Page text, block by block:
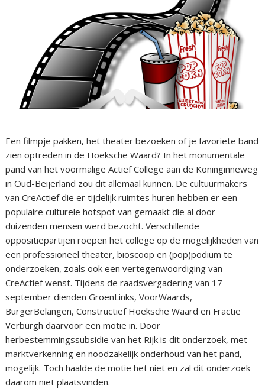
Een filmpje pakken, het theater bezoeken of je favoriete band
zien optreden in de Hoeksche Waard? In het monumentale
pand van het voormalige Actief College aan de Koninginneweg
in Oud-Beijerland zou dit allemaal kunnen. De cultuurmakers
van CreActief die er tijdelijk ruimtes huren hebben er een
populaire culturele hotspot van gemaakt die al door
duizenden mensen werd bezocht. Verschillende
oppositiepartijen roepen het college op de mogelijkheden van
een professioneel theater, bioscoop en (pop)podium te
onderzoeken, zoals ook een vertegenwoordiging van
CreActief wenst. Tijdens de raadsvergadering van 17
september dienden GroenLinks, VoorWaards,
BurgerBelangen, Constructief Hoeksche Waard en Fractie
Verburgh daarvoor een motie in. Door
herbestemmingssubsidie van het Rijk is dit onderzoek, met
marktverkenning en noodzakelijk onderhoud van het pand,
mogelijk. Toch haalde de motie het niet en zal dit onderzoek
daarom niet plaatsvinden.